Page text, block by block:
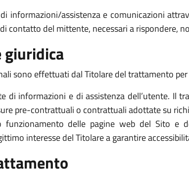
informazioni/assistenza e comunicazioni
contatto del mittente, necessari a rispondere,
giuridica
sono effettuati dal Titolare del trattamento
di informazioni e di assistenza dell’utente. Il
pre-contrattuali o contrattuali adottate su
funzionamento delle pagine web del Sito
interesse del Titolare a garantire